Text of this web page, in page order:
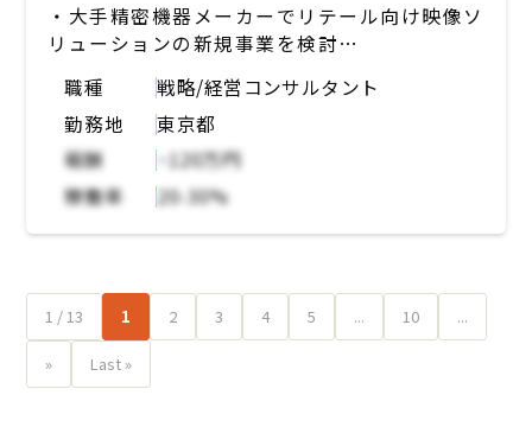
・大手精密機器メーカーでリテール向け映像ソ
リューションの新規事業を検討
・新規事業の構想にあたり、AIやクラウドカメ
ラなどの観点からアドバイザーとして支援
職種
戦略/経営コンサルタント
勤務地
東京都
報酬
~120万円
稼働率
20-30%
1 / 13 1 2 3 4 5 ... 10 ...
» Last »